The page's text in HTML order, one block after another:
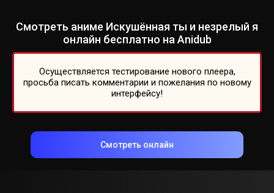
Смотреть аниме Искушённая ты и незрелый я
онлайн бесплатно на Anidub
Осуществляется тестирование нового плеера,
просьба писать комментарии и пожелания по новому
интерфейсу!
Смотреть онлайн